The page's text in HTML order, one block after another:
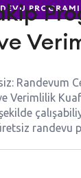
PROGRAMI
Randevum
Verimlilik
randevu